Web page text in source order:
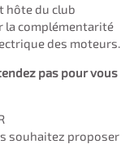
hôte du club
la complémentarité
des moteurs.
pas pour vous
souhaitez proposer